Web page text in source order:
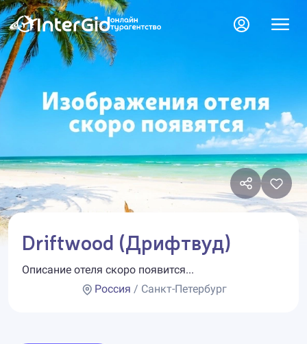
Driftwood (Дрифтвуд)
Описание отеля скоро появится...
Россия / Санкт-Петербург